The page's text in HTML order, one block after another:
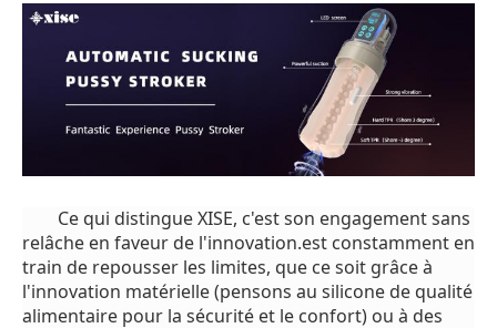
Ce qui distingue XISE, c'est son engagement sans
relâche en faveur de l'innovation.est constamment en
train de repousser les limites, que ce soit grâce à
l'innovation matérielle (pensons au silicone de qualité
alimentaire pour la sécurité et le confort) ou à des